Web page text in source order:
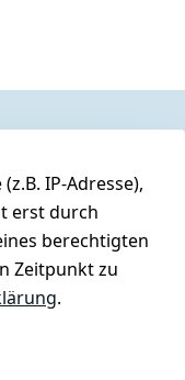
IP-Adresse),
erst durch
berechtigten
Zeitpunkt zu
.